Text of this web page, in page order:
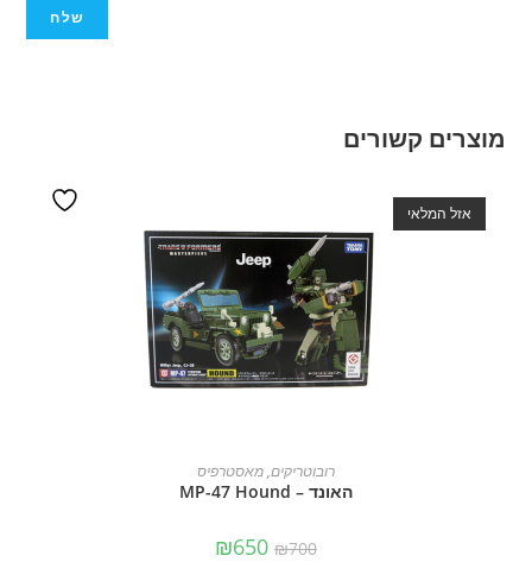
מוצרים קשורים
אזל המלאי
מידע נוסףרובוטריקים,מאסטרפיס
האונד – MP-47 Hound
₪700
₪650